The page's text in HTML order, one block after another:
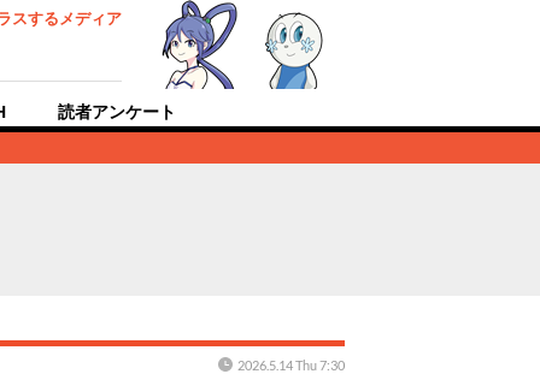
スするメディア
読者アンケート
2026.5.14 Thu 7:30